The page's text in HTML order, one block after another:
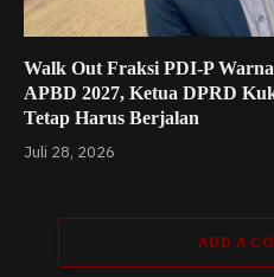
Walk Out Fraksi PDI-P
APBD 2027, Ketua DPRD
Tetap Harus Berjalan
Juli 28, 2026
ADD A